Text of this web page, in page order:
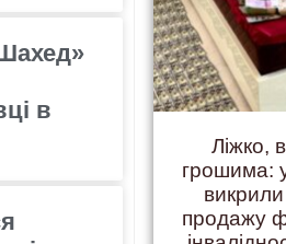
в
Ліжко,
грошима:
продажу